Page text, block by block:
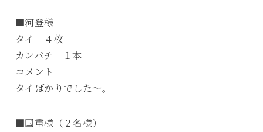
■河登様
タイ ４枚
カンパチ １本
コメント
タイばかりでした～。
■国重様（２名様）